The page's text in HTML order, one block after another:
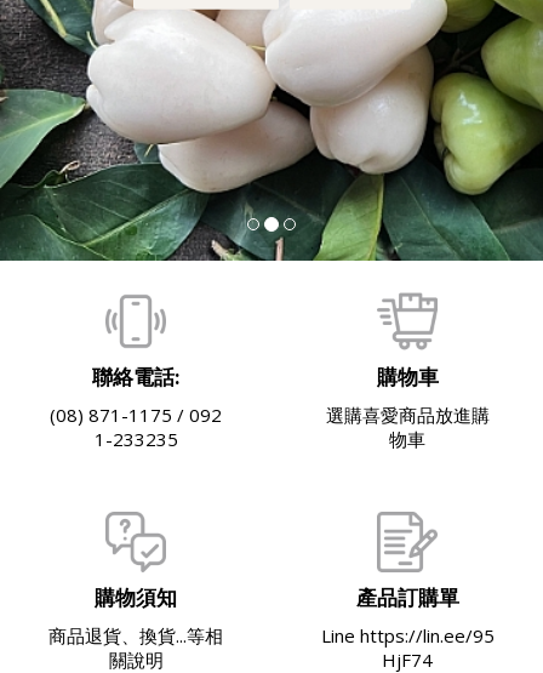
聯絡電話:
(08) 871-1175 / 092
1-233235
購物車
選購喜愛商品放進購
物車
購物須知
商品退貨、換貨...等相
關說明
產品訂購單
Line https://lin.ee/95
HjF74